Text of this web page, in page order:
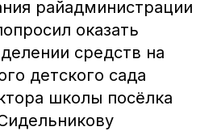
райадминистрации
оказать
средств на
детского сада
школы посёлка